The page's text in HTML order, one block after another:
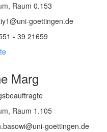
Raum 0.153
goettingen.de
- 39 21659
Marg
Raum 1.105
goettingen.de